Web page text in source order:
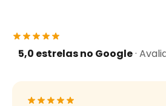
5,0 estrelas no Google·